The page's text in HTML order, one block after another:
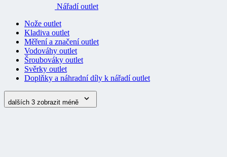
Nářadí outlet
Nože outlet
Kladiva outlet
Měření a značení outlet
Vodováhy outlet
Šroubováky outlet
Svěrky outlet
Doplňky a náhradní díly k nářadí outlet
dalších 3 zobrazit méně